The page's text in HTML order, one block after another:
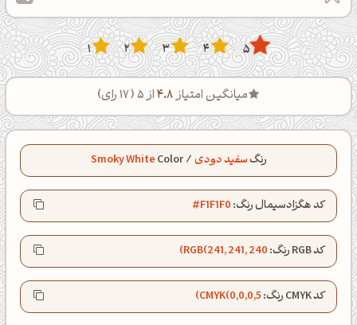
5
4
3
2
1
میانگین امتیاز4.8از 5 ( 17رای)
رنگسفید دودی/
Color
Smoky White
کد هگزادسیمال رنگ:#F1F1F0
کد RGB رنگ: RGB(241, 241, 240)
کد CMYK رنگ: CMYK(0,0,0,5)